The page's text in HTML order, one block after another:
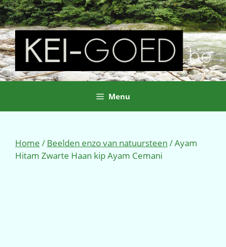
Ga
naar
de
inhoud
Menu
Home / Beelden enzo van natuursteen / Ayam
Hitam Zwarte Haan kip Ayam Cemani